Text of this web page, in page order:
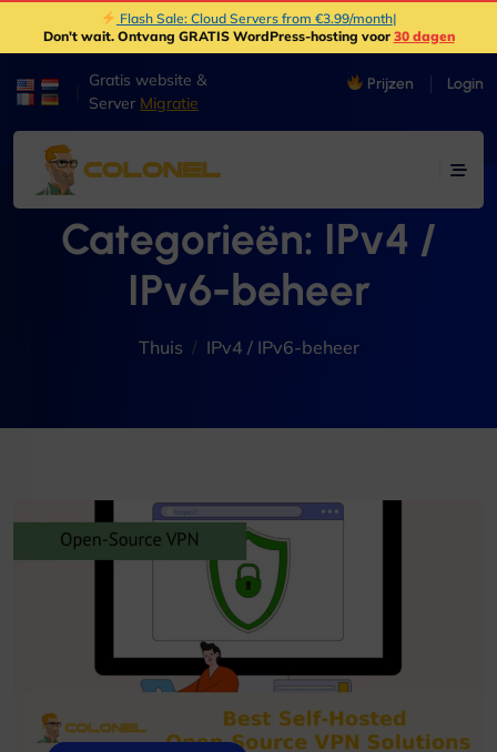
Flash Sale: Cloud Servers from €3.99/month|
Don't wait. Ontvang GRATIS WordPress-hosting voor 30 dagen
Gratis website &
Server Migratie
Prijzen Login
Categorieën: IPv4 /
IPv6-beheer
Thuis IPv4 / IPv6-beheer